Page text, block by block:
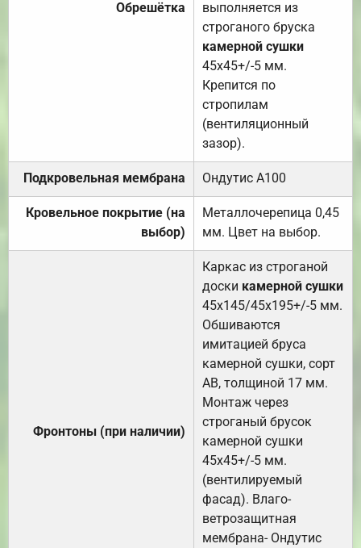
Обрешётка
выполняется из
строганого бруска
камерной сушки
45х45+/-5 мм.
Крепится по
стропилам
(вентиляционный
зазор).
Подкровельная мембрана Ондутис А100
Кровельное покрытие (на
выбор)
Металлочерепица 0,45
мм. Цвет на выбор.
Фронтоны (при наличии)
Каркас из строганой
доски камерной сушки
45х145/45х195+/-5 мм.
Обшиваются
имитацией бруса
камерной сушки, сорт
АВ, толщиной 17 мм.
Монтаж через
строганый брусок
камерной сушки
45х45+/-5 мм.
(вентилируемый
фасад). Влаго-
ветрозащитная
мембрана- Ондутис